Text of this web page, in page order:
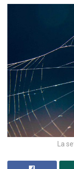
La